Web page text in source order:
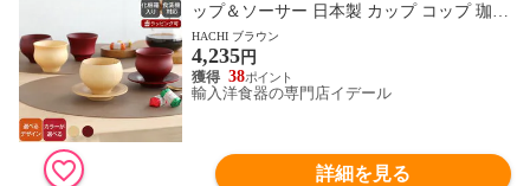
ップ＆ソーサー 日本製 カップ コップ 珈琲
食洗機対応 ギフト 結婚祝い プレゼント 贈
り物 【食器 カトラリー】【ギフト】
HACHI ブラウン
4,235円
38
輸入洋食器の専門店イデール
詳細を見る